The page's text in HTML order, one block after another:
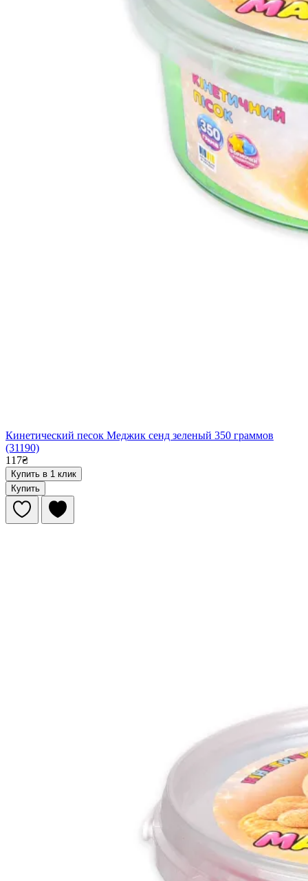
Кинетический песок Меджик сенд зеленый 350 граммов
(31190)
117₴
Купить в 1 клик
Купить